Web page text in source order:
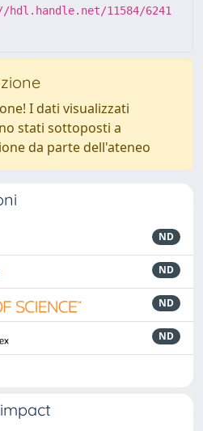
11584/6241
I dati visualizzati
stati sottoposti a
da parte dell'ateneo
ND
ND
ND
ND